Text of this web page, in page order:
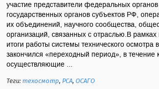
участие представители федеральных
государственных органов субъектов РФ,
их объединений, научного сообщества,
организаций, связанных с отраслью.В
итоги работы системы технического осмотра
закончился «переходный период», в течение
осуществляющие ...
Теги:техосмотр, РСА,ОСАГО